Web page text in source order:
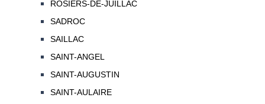
ROSIERS-DE-JUILLAC
SADROC
SAILLAC
SAINT-ANGEL
SAINT-AUGUSTIN
SAINT-AULAIRE